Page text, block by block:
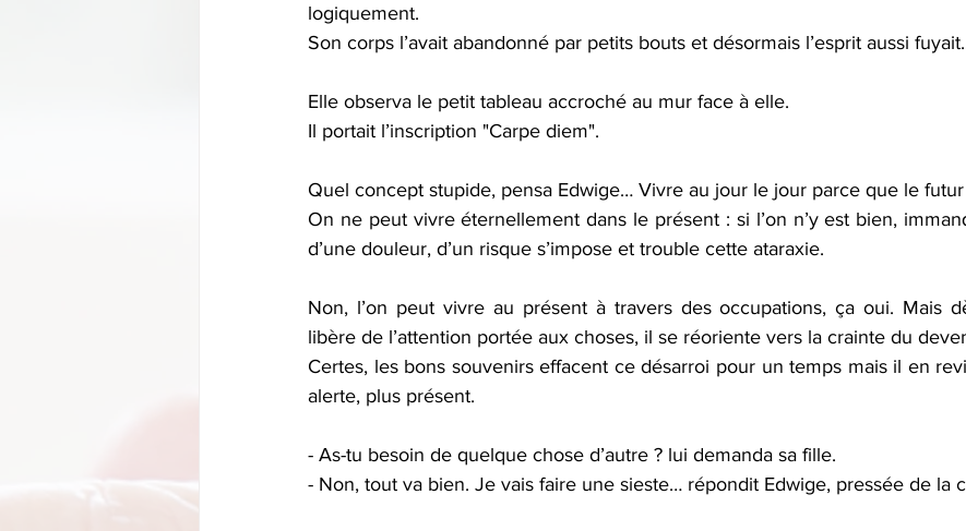
logiquement.
Son corps l’avait abandonné par petits bouts et désormais l’esprit aussi
Elle observa le petit tableau accroché au mur face à elle.
Il portait l’inscription "Carpe diem".
Quel concept stupide, pensa Edwige… Vivre au jour le jour parce que le
On ne peut vivre éternellement dans le présent : si l’on n’y est bien,
d’une douleur, d’un risque s’impose et trouble cette ataraxie.
Non, l’on peut vivre au présent à travers des occupations, ça oui. Mais
libère de l’attention portée aux choses, il se réoriente vers la crainte du
Certes, les bons souvenirs effacent ce désarroi pour un temps mais il en
alerte, plus présent.
- As-tu besoin de quelque chose d’autre ? lui demanda sa fille.
- Non, tout va bien. Je vais faire une sieste… répondit Edwige, pressée de la